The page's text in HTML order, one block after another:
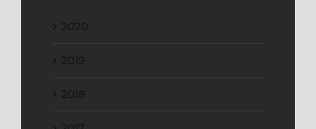
2020
2019
2018